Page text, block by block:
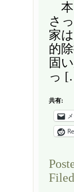
本
さ
家
的
固
っ
共有: